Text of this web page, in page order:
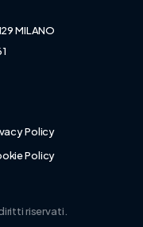
MILANO
Policy
Policy
riservati.